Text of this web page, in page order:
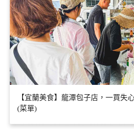
【宜蘭美食】龍潭包子店，一買失
(菜單)